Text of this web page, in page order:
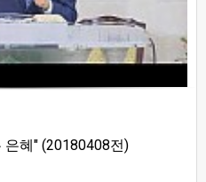
은혜" (20180408전)